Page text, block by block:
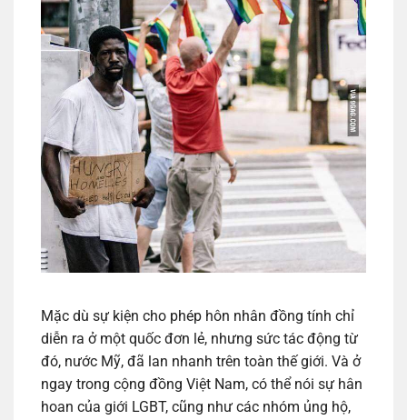
Mặc dù sự kiện cho phép hôn nhân đồng tính chỉ
diễn ra ở một quốc đơn lẻ, nhưng sức tác động từ
đó, nước Mỹ, đã lan nhanh trên toàn thế giới. Và ở
ngay trong cộng đồng Việt Nam, có thể nói sự hân
hoan của giới LGBT, cũng như các nhóm ủng hộ,